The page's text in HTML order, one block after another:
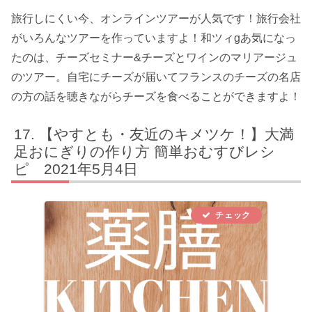
旅行しにくい今、オンラインツアーが人気です！旅行会社
がいろんなツアーを作っていますよ！和ツィgあ気になっ
たのは、チーズセミナー&チーズとワインのマリアージュ
のツアー。自宅にチーズが届いてフランスのチーズの名店
の方の話を聴きながらチーズを食べることができますよ！
【やすとも・友近のキメツケ！】大満
足おにぎりの作り方 簡単おむすびレシ
ピ 2021年5月4日